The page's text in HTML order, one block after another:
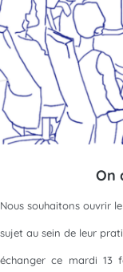
On
Nous souhaitons ouvrir
sujet au sein de leur
échanger ce mardi 13